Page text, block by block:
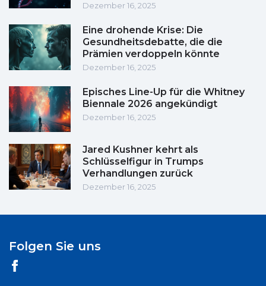
Dezember 16, 2025
Eine drohende Krise: Die
Gesundheitsdebatte, die die
Prämien verdoppeln könnte
Dezember 16, 2025
Episches Line-Up für die Whitney
Biennale 2026 angekündigt
Dezember 16, 2025
Jared Kushner kehrt als
Schlüsselfigur in Trumps
Verhandlungen zurück
Dezember 16, 2025
Folgen Sie uns